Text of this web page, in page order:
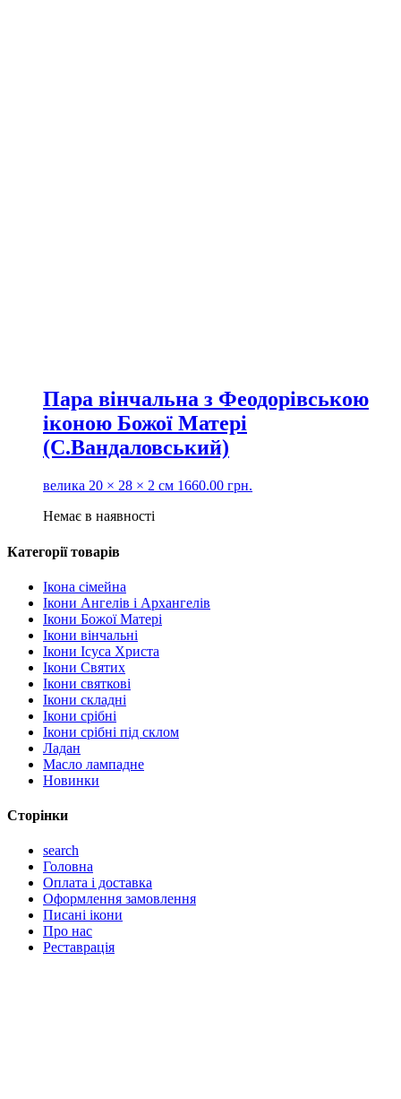
Пара вінчальна з Феодорівською
іконою Божої Матері
(С.Вандаловський)
велика 20 × 28 × 2 см 1660.00 грн.
Немає в наявності
Категорії товарів
Ікона сімейна
Ікони Ангелів і Архангелів
Ікони Божої Матері
Ікони вінчальні
Ікони Ісуса Христа
Ікони Святих
Ікони святкові
Ікони складні
Ікони срібні
Ікони срібні під склом
Ладан
Масло лампадне
Новинки
Сторінки
search
Головна
Оплата і доставка
Оформлення замовлення
Писані ікони
Про нас
Реставрація